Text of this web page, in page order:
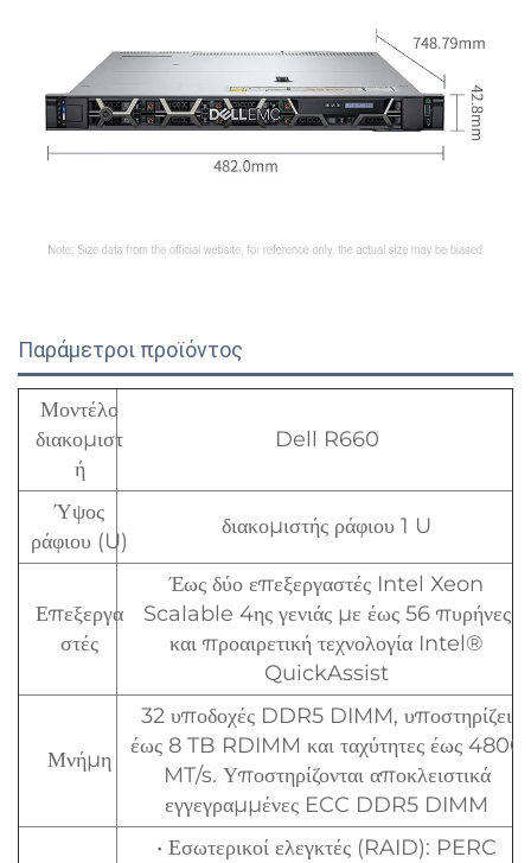
Παράμετροι προϊόντος
Μοντέλο
διακομιστ
ή
Dell R660
Ύψος
ράφιου (U)
διακομιστής ράφιου 1 U
Επεξεργα
στές
Έως δύο επεξεργαστές Intel Xeon
Scalable 4ης γενιάς με έως 56 πυρήνες
και προαιρετική τεχνολογία Intel®
QuickAssist
Μνήμη
32 υποδοχές DDR5 DIMM, υποστηρίζει
έως 8 TB RDIMM και ταχύτητες έως 4800
MT/s. Υποστηρίζονται αποκλειστικά
εγγεγραμμένες ECC DDR5 DIMM
• Εσωτερικοί ελεγκτές (RAID): PERC